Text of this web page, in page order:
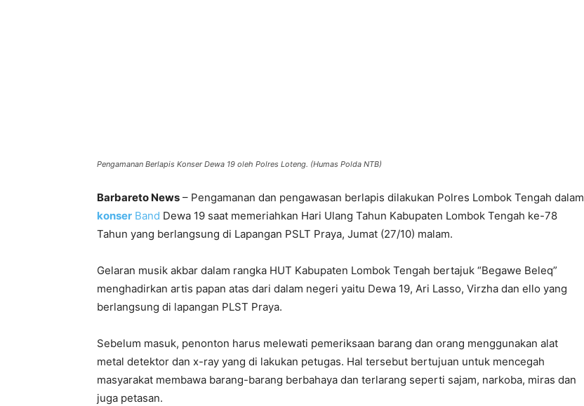
Pengamanan Berlapis Konser Dewa 19 oleh Polres Loteng. (Humas Polda NTB)
Barbareto News – Pengamanan dan pengawasan berlapis dilakukan Polres Lombok Tengah dalam
konser Band Dewa 19 saat memeriahkan Hari Ulang Tahun Kabupaten Lombok Tengah ke-78
Tahun yang berlangsung di Lapangan PSLT Praya, Jumat (27/10) malam.
Gelaran musik akbar dalam rangka HUT Kabupaten Lombok Tengah bertajuk “Begawe Beleq”
menghadirkan artis papan atas dari dalam negeri yaitu Dewa 19, Ari Lasso, Virzha dan ello yang
berlangsung di lapangan PLST Praya.
Sebelum masuk, penonton harus melewati pemeriksaan barang dan orang menggunakan alat
metal detektor dan x-ray yang di lakukan petugas. Hal tersebut bertujuan untuk mencegah
masyarakat membawa barang-barang berbahaya dan terlarang seperti sajam, narkoba, miras dan
juga petasan.